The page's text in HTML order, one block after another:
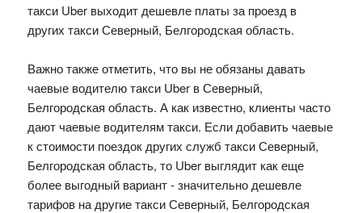
такси Uber выходит дешевле платы за проезд в
других такси Северный, Белгородская область.
Важно также отметить, что вы не обязаны давать
чаевые водителю такси Uber в Северный,
Белгородская область. А как известно, клиенты часто
дают чаевые водителям такси. Если добавить чаевые
к стоимости поездок других служб такси Северный,
Белгородская область, то Uber выглядит как еще
более выгодный вариант - значительно дешевле
тарифов на другие такси Северный, Белгородская